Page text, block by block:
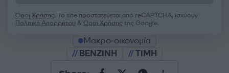
Όροι Χρήσης. Το site προστατεύεται από reCAPTCHA, ισχύουν
Πολιτική Απορρήτου &Όροι Χρήσης της Google.
Μακρο-οικονομία
ΒΕΝΖΙΝΗ
ΤΙΜΗ